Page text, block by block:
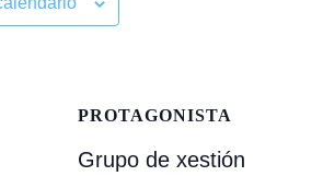
PROTAGONISTA
Grupo de xestión